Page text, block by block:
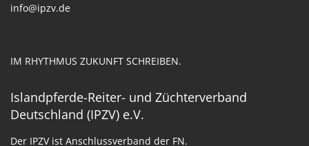
info@ipzv.de
IM RHYTHMUS ZUKUNFT SCHREIBEN.
Islandpferde-Reiter- und Züchterverband
Deutschland (IPZV) e.V.
Der IPZV ist Anschlussverband der FN.